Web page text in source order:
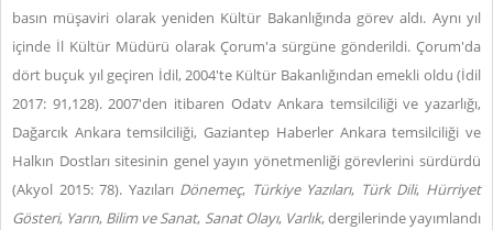
basın müşaviri olarak yeniden Kültür Bakanlığında görev aldı. Aynı yıl
içinde İl Kültür Müdürü olarak Çorum'a sürgüne gönderildi. Çorum'da
dört buçuk yıl geçiren İdil, 2004'te Kültür Bakanlığından emekli oldu (İdil
2017: 91,128). 2007'den itibaren Odatv Ankara temsilciliği ve yazarlığı,
Dağarcık Ankara temsilciliği, Gaziantep Haberler Ankara temsilciliği ve
Halkın Dostları sitesinin genel yayın yönetmenliği görevlerini sürdürdü
(Akyol 2015: 78). Yazıları Dönemeç, Türkiye Yazıları, Türk Dili, Hürriyet
Gösteri, Yarın, Bilim ve Sanat, Sanat Olayı, Varlık, dergilerinde yayımlandı